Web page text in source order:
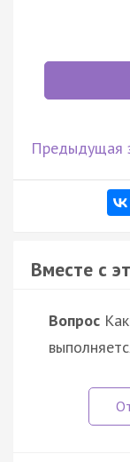
Предыдущая
Вместе с
Вопрос